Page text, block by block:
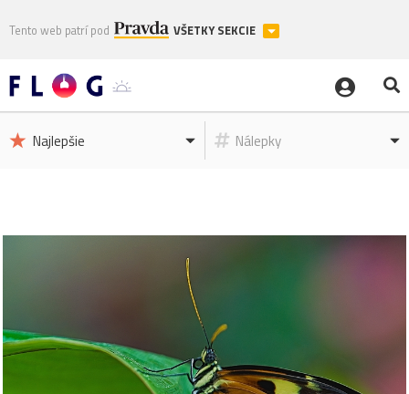
Tento web patrí pod VŠETKY SEKCIE
Najlepšie Nálepky